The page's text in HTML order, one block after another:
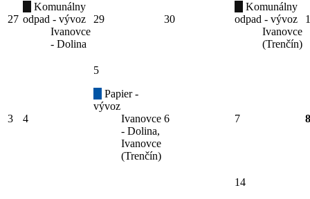
27
Komunálny
odpad - vývoz
Ivanovce
- Dolina
29 30
Komunálny
odpad - vývoz
Ivanovce
(Trenčín)
1
3 4
5
Papier -
vývoz
Ivanovce
- Dolina,
Ivanovce
(Trenčín)
6 7 8
14